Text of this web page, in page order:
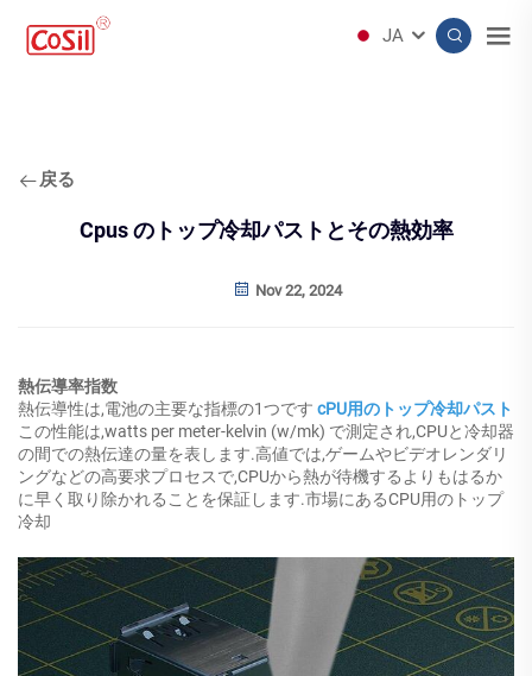
JA
戻る
Cpus のトップ冷却パストとその熱効率
Nov 22, 2024
熱伝導率指数
熱伝導性は,電池の主要な指標の1つです cPU用のトップ冷却パスト
この性能は,watts per meter-kelvin (w/mk) で測定され,CPUと冷却器
の間での熱伝達の量を表します.高値では,ゲームやビデオレンダリ
ングなどの高要求プロセスで,CPUから熱が待機するよりもはるか
に早く取り除かれることを保証します.市場にあるCPU用のトップ
冷却